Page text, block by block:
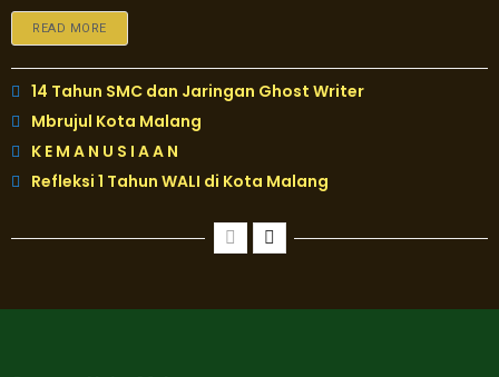
READ MORE
14 Tahun SMC dan Jaringan Ghost Writer
Mbrujul Kota Malang
K E M A N U S I A A N
Refleksi 1 Tahun WALI di Kota Malang